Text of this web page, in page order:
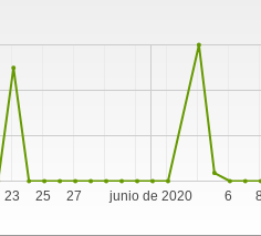
junio de 2020
23 25 27 6